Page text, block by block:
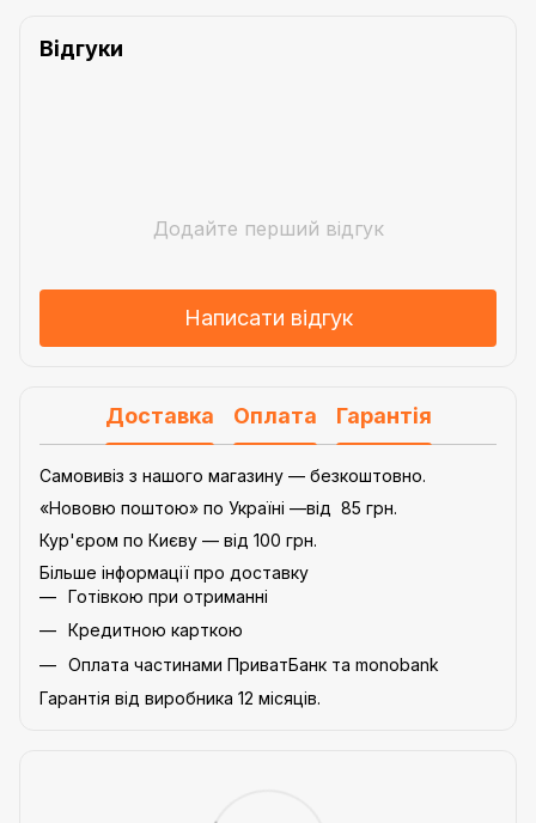
Відгуки
Додайте перший відгук
Написати відгук
Доставка Оплата Гарантія
Самовивіз з нашого магазину — безкоштовно.
«Нововю поштою» по Україні —від 85 грн.
Кур'єром по Києву — від 100 грн.
Більше інформації про доставку
Готівкою при отриманні
Кредитною карткою
Оплата частинами ПриватБанк та monobank
Гарантія від виробника 12 місяців.